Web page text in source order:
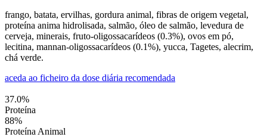
frango, batata, ervilhas, gordura animal, fibras de origem vegetal,
proteína anima hidrolisada, salmão, óleo de salmão, levedura de
cerveja, minerais, fruto-oligossacarídeos (0.3%), ovos em pó,
lecitina, mannan-oligossacarídeos (0.1%), yucca, Tagetes, alecrim,
chá verde.
aceda ao ficheiro da dose diária recomendada
37.0%
Proteína
88%
Proteína Animal